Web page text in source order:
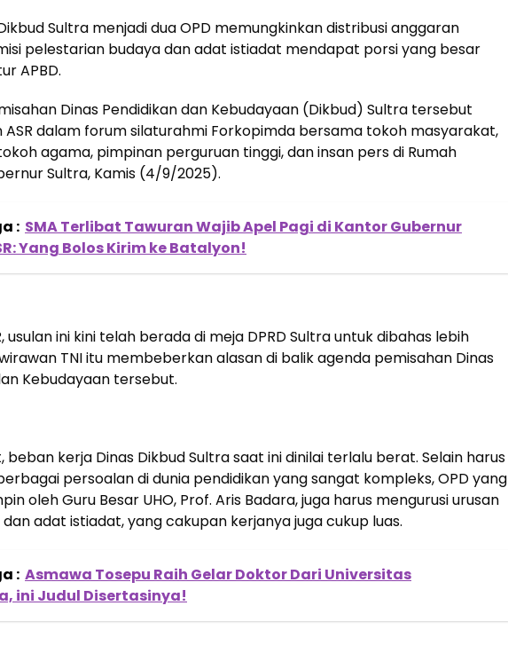
Sultra menjadi dua OPD memungkinkan distribusi anggaran
pelestarian budaya dan adat istiadat mendapat porsi yang besar
APBD.
Dinas Pendidikan dan Kebudayaan (Dikbud) Sultra tersebut
ASR dalam forum silaturahmi Forkopimda bersama tokoh masyarakat,
agama, pimpinan perguruan tinggi, dan insan pers di Rumah
Sultra, Kamis (4/9/2025).
: SMA Terlibat Tawuran Wajib Apel Pagi di Kantor Gubernur
Yang Bolos Kirim ke Batalyon!
usulan ini kini telah berada di meja DPRD Sultra untuk dibahas lebih
TNI itu membeberkan alasan di balik agenda pemisahan Dinas
Kebudayaan tersebut.
beban kerja Dinas Dikbud Sultra saat ini dinilai terlalu berat. Selain harus
persoalan di dunia pendidikan yang sangat kompleks, OPD yang
oleh Guru Besar UHO, Prof. Aris Badara, juga harus mengurusi urusan
adat istiadat, yang cakupan kerjanya juga cukup luas.
: Asmawa Tosepu Raih Gelar Doktor Dari Universitas
ini Judul Disertasinya!